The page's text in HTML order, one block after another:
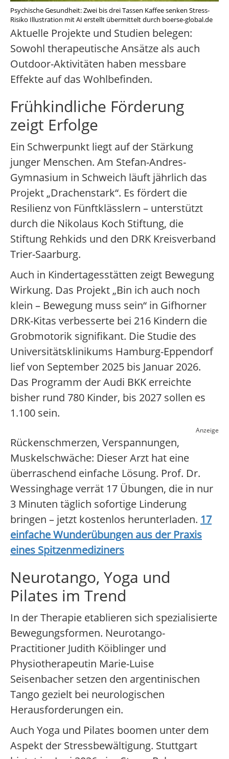
Psychische Gesundheit: Zwei bis drei Tassen Kaffee senken Stress-
Risiko Illustration mit AI erstellt übermittelt durch boerse-global.de
Aktuelle Projekte und Studien belegen:
Sowohl therapeutische Ansätze als auch
Outdoor-Aktivitäten haben messbare
Effekte auf das Wohlbefinden.
Frühkindliche Förderung
zeigt Erfolge
Ein Schwerpunkt liegt auf der Stärkung
junger Menschen. Am Stefan-Andres-
Gymnasium in Schweich läuft jährlich das
Projekt „Drachenstark“. Es fördert die
Resilienz von Fünftklässlern – unterstützt
durch die Nikolaus Koch Stiftung, die
Stiftung Rehkids und den DRK Kreisverband
Trier-Saarburg.
Auch in Kindertagesstätten zeigt Bewegung
Wirkung. Das Projekt „Bin ich auch noch
klein – Bewegung muss sein“ in Gifhorner
DRK-Kitas verbesserte bei 216 Kindern die
Grobmotorik signifikant. Die Studie des
Universitätsklinikums Hamburg-Eppendorf
lief von September 2025 bis Januar 2026.
Das Programm der Audi BKK erreichte
bisher rund 780 Kinder, bis 2027 sollen es
1.100 sein.
Anzeige
Rückenschmerzen, Verspannungen,
Muskelschwäche: Dieser Arzt hat eine
überraschend einfache Lösung. Prof. Dr.
Wessinghage verrät 17 Übungen, die in nur
3 Minuten täglich sofortige Linderung
bringen – jetzt kostenlos herunterladen. 17
einfache Wunderübungen aus der Praxis
eines Spitzenmediziners
Neurotango, Yoga und
Pilates im Trend
In der Therapie etablieren sich spezialisierte
Bewegungsformen. Neurotango-
Practitioner Judith Köiblinger und
Physiotherapeutin Marie-Luise
Seisenbacher setzen den argentinischen
Tango gezielt bei neurologischen
Herausforderungen ein.
Auch Yoga und Pilates boomen unter dem
Aspekt der Stressbewältigung. Stuttgart